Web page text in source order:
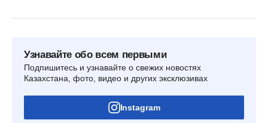
Узнавайте обо всем первыми
Подпишитесь и узнавайте о свежих новостях
Казахстана, фото, видео и других эксклюзивах
Instagram